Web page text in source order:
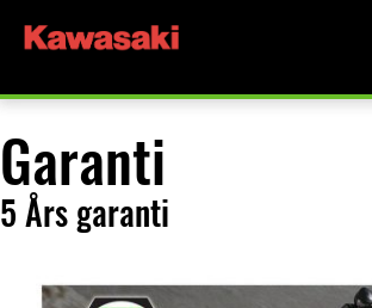
Garanti
5 Års garanti